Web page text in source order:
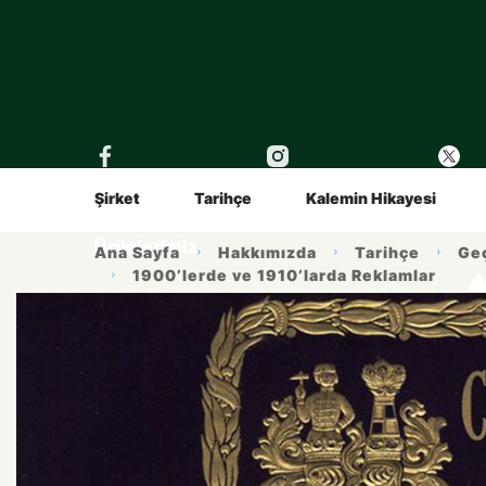
Ürünlerimiz
Tüm Ürünler Oyun & Eğitim Sanat &
Tüm Eğitimler Çocuklar İçin Gençler
Şirket Tarihçe Kalemin Hikayesi
Ana Sayfa Hakkımızda Tarihçe
1900’lerde ve 1910’larda Reklamlar